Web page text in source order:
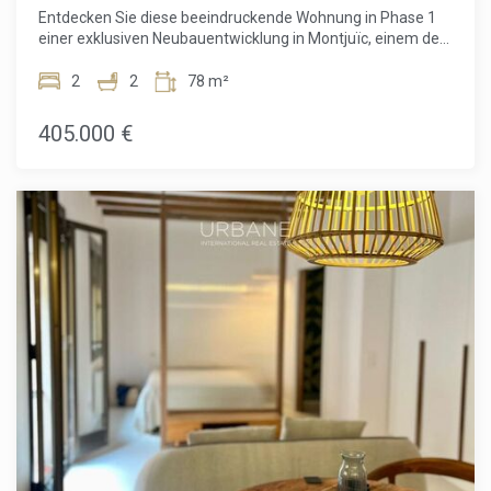
zutreffend).
Entdecken Sie diese beeindruckende Wohnung in Phase 1
einer exklusiven Neubauentwicklung in Montjuïc, einem der
Gelegen im 3. Stock bietet dieses sorgfältig gestaltete
ergänzt durch einen privaten Balkon, auf dem Sie frische
Luft und offene Ausblicke genießen können.Die Wohnung
oder alle, die ein flexibles Homeoffice benötigen. Der
Grundriss ist darauf ausgelegt, Licht und Funktionalität zu
maximieren und eine helle, einladende Atmosphäre zu
schaffen.Die Bewohner der Wohnanlage profitieren von
außergewöhnlichen Gemeinschaftseinrichtungen, darunter
eine spektakuläre Dachterrasse mit Swimmingpool und
einem voll ausgestatteten Fitnessraum – der perfekte Ort,
um sich zu entspannen, Kontakte zu knüpfen oder aktiv zu
bleiben und dabei den Panoramablick über die Stadt zu
genießen. Ein optionaler Parkplatz ist ebenfalls
verfügbar.Im Herzen von Montjuïc gelegen, bietet die Lage
eine einzigartige Kombination aus Natur, Kultur und
urbanem Komfort. Von grünen Parks und historischen
Sehenswürdigkeiten bis hin zur schnellen Anbindung an das
2 2 78 m²
405.000 €